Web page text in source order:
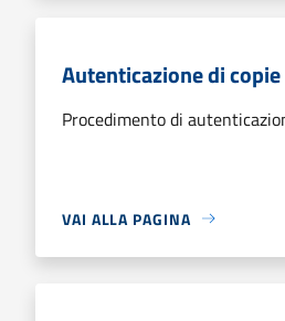
Autenticazione di copie
Procedimento di
VAI ALLA PAGINA